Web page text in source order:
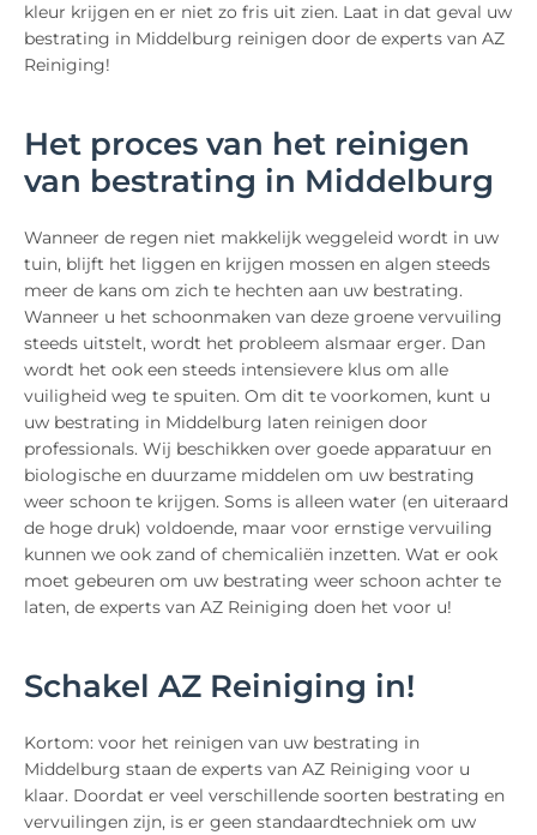
kleur krijgen en er niet zo fris uit zien. Laat in dat geval uw
bestrating in Middelburg reinigen door de experts van AZ
Reiniging!
Het proces van het reinigen
van bestrating in Middelburg
Wanneer de regen niet makkelijk weggeleid wordt in uw
tuin, blijft het liggen en krijgen mossen en algen steeds
meer de kans om zich te hechten aan uw bestrating.
Wanneer u het schoonmaken van deze groene vervuiling
steeds uitstelt, wordt het probleem alsmaar erger. Dan
wordt het ook een steeds intensievere klus om alle
vuiligheid weg te spuiten. Om dit te voorkomen, kunt u
uw bestrating in Middelburg laten reinigen door
professionals. Wij beschikken over goede apparatuur en
biologische en duurzame middelen om uw bestrating
weer schoon te krijgen. Soms is alleen water (en uiteraard
de hoge druk) voldoende, maar voor ernstige vervuiling
kunnen we ook zand of chemicaliën inzetten. Wat er ook
moet gebeuren om uw bestrating weer schoon achter te
laten, de experts van AZ Reiniging doen het voor u!
Schakel AZ Reiniging in!
Kortom: voor het reinigen van uw bestrating in
Middelburg staan de experts van AZ Reiniging voor u
klaar. Doordat er veel verschillende soorten bestrating en
vervuilingen zijn, is er geen standaardtechniek om uw